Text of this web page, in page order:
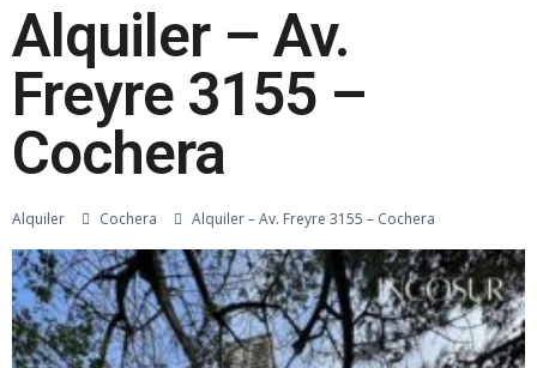
Alquiler – Av.
Freyre 3155 –
Cochera
Alquiler Cochera Alquiler – Av. Freyre 3155 – Cochera